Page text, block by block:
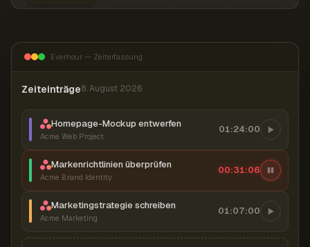
Everhour — Zeiterfassung
Zeiteinträge8. August 2026
Homepage-Mockup entwerfen
Acme Web Project
01:24:00
Markenrichtlinien überprüfen
Acme Brand Identity
00:31:07
Marketingstrategie schreiben
Acme Marketing
01:07:00